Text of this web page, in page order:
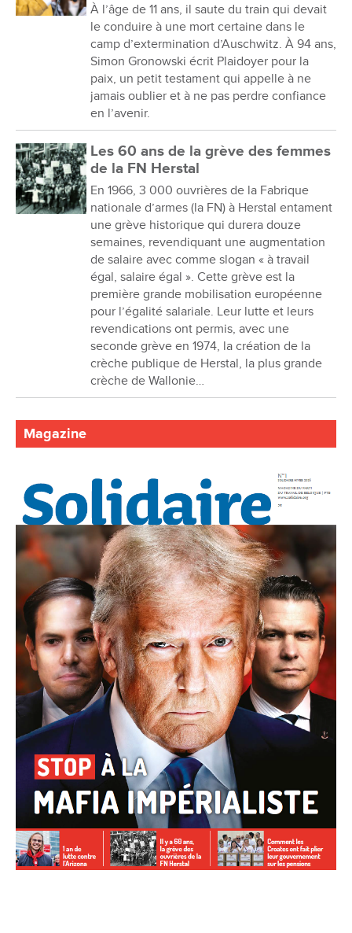
À l’âge de 11 ans, il saute du train qui devait
le conduire à une mort certaine dans le
camp d’extermination d’Auschwitz. À 94 ans,
Simon Gronowski écrit Plaidoyer pour la
paix, un petit testament qui appelle à ne
jamais oublier et à ne pas perdre confiance
en l’avenir.
Les 60 ans de la grève des femmes
de la FN Herstal
En 1966, 3 000 ouvrières de la Fabrique
nationale d’armes (la FN) à Herstal entament
une grève historique qui durera douze
semaines, revendiquant une augmentation
de salaire avec comme slogan « à travail
égal, salaire égal ». Cette grève est la
première grande mobilisation européenne
pour l’égalité salariale. Leur lutte et leurs
revendications ont permis, avec une
seconde grève en 1974, la création de la
crèche publique de Herstal, la plus grande
crèche de Wallonie…
Magazine